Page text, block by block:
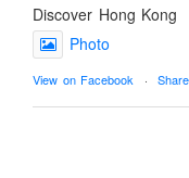
Products & Applications
Events & PR News
About Us
Contact & Support Us
Discover Hong Kong
Photo
View on Facebook · Share